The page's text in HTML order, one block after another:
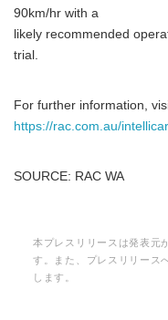
90km/hr with a
likely recommended
trial.
For further information,
https://rac.com.au/intellicar
SOURCE: RAC WA
本プレスリリースは発表元
す。また、プレスリリース
します。